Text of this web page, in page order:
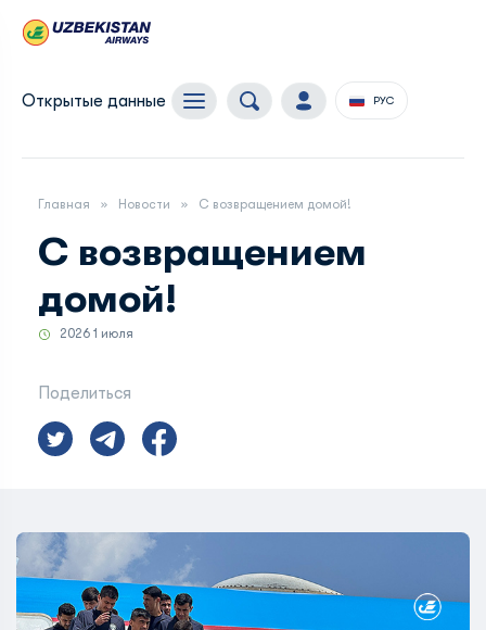
Открытые данные РУС
Главная Новости С возвращением домой!
С возвращением
домой!
2026 1 июля
Поделиться